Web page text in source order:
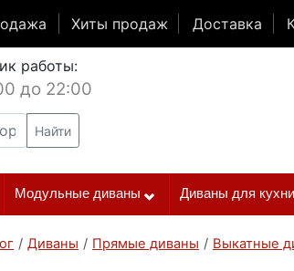
Хиты продаж Доставка
работы:
до 22:00
Найти
Модульные диваны Диваны для кухни
/ Диваны / Прямые диваны / Выкатные